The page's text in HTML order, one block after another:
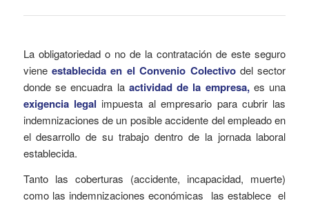
La obligatoriedad o no de la contratación de este seguro
viene establecida en el Convenio Colectivo del sector
donde se encuadra la actividad de la empresa,es una
exigencia legal impuesta al empresario para cubrir las
indemnizaciones de un posible accidente del empleado en
el desarrollo de su trabajo dentro de la jornada laboral
establecida.
Tanto las coberturas (accidente, incapacidad, muerte)
como las indemnizaciones económicas las establece el